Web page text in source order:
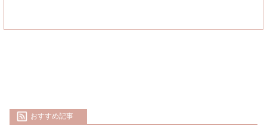
おすすめ記事